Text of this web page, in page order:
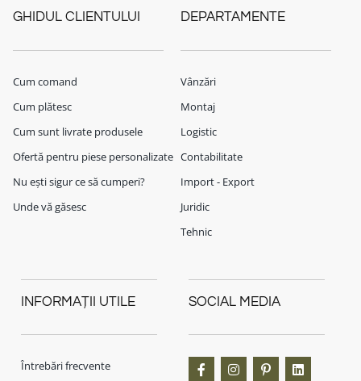
GHIDUL CLIENTULUI
Cum comand
Cum plătesc
Cum sunt livrate produsele
Ofertă pentru piese personalizate
Nu ești sigur ce să cumperi?
Unde vă găsesc
DEPARTAMENTE
Vânzări
Montaj
Logistic
Contabilitate
Import - Export
Juridic
Tehnic
INFORMAȚII UTILE
Întrebări frecvente
SOCIAL MEDIA